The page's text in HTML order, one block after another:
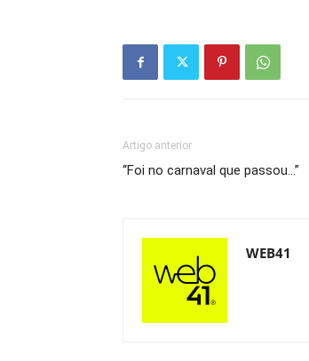
Artigo anterior
“Foi no carnaval que passou…”
WEB41